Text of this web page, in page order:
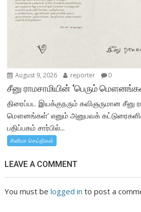
August 9, 2026 reporter 0
சீனு ராமசாமியின் ‘பெரும்
திரைப்பட இயக்குநரும் கவிஞருமான சீனு
மௌனங்கள்’ எனும் அனுபவக்
பதிப்பகம் சார்பில்...
சினிமா செய்திகள்
LEAVE A COMMENT
You must belogged in to post a